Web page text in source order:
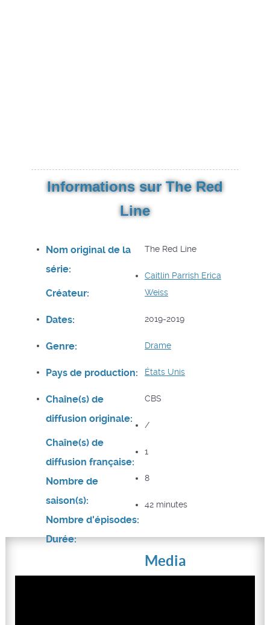
Informations sur The Red
Line
Nom original de la
série:
The Red Line
Créateur:
Caitlin Parrish Erica
Weiss
Dates: 2019-2019
Genre: Drame
Pays de production: États Unis
Chaîne(s) de
diffusion originale:
CBS
Chaîne(s) de
diffusion française:
/
Nombre de
saison(s):
1
Nombre d'épisodes:
8
Durée:
42 minutes
Media